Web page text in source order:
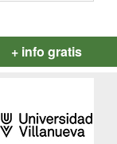
+ info gratis